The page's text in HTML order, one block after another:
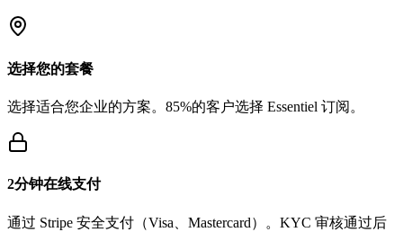
选择您的套餐
选择适合您企业的方案。85%的客户选择 Essentiel 订阅。
2分钟在线支付
通过 Stripe 安全支付（Visa、Mastercard）。KYC 审核通过后